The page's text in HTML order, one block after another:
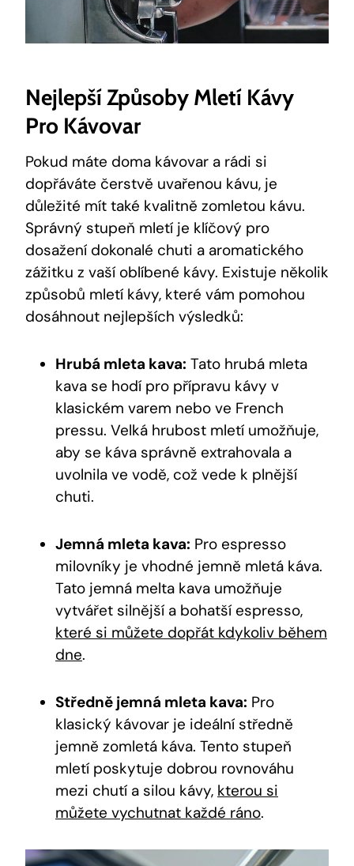
Nejlepší Způsoby Mletí Kávy
Pro Kávovar
Pokud máte doma kávovar a rádi si
dopřáváte čerstvě uvařenou kávu, je
důležité mít také kvalitně zomletou kávu.
Správný stupeň mletí je klíčový pro
dosažení dokonalé chuti a aromatického
zážitku z vaší oblíbené kávy. Existuje několik
způsobů mletí kávy, které vám pomohou
dosáhnout nejlepších výsledků:
Hrubá mleta kava: Tato hrubá mleta
kava se hodí pro přípravu kávy v
klasickém varem nebo ve French
pressu. Velká hrubost mletí umožňuje,
aby se káva správně extrahovala a
uvolnila ve vodě, což vede k plnější
chuti.
Jemná mleta kava: Pro espresso
milovníky je vhodné jemně mletá káva.
Tato jemná melta kava umožňuje
vytvářet silnější a bohatší espresso,
které si můžete dopřát kdykoliv během
dne.
Středně jemná mleta kava: Pro
klasický kávovar je ideální středně
jemně zomletá káva. Tento stupeň
mletí poskytuje dobrou rovnováhu
mezi chutí a silou kávy, kterou si
můžete vychutnat každé ráno.